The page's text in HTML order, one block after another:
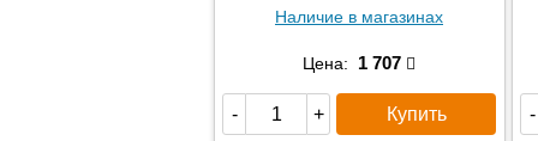
Наличие в магазинах
Цена: 1 707
- + Купить -